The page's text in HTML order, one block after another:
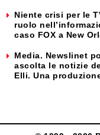
Niente crisi per le
ruolo
caso FOX a New
Media. Newslinet
ascolta le notizie
Elli. Una